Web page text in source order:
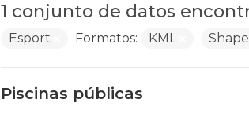
1 conjunto de datos
Esport Formatos: KML Shape
Piscinas públicas